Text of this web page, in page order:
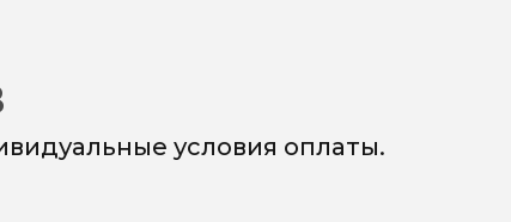
условия оплаты.